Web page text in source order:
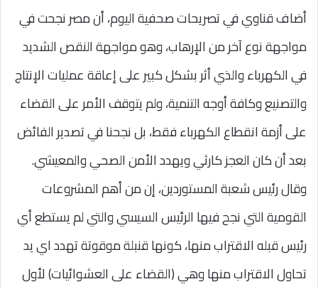
أضاف قناوي في تصريحات صحفية اليوم، أن مصر نجحت في
مواجهة نوع آخر من الإرهاب، وهو مواجهة النقص الشديد
في الكهرباء والذي أثر بشكل كبير على إعاقة عمليات الإنتاج
والتصنيع وكافة أوجه التنمية، ولم يتوقف الأمر على القضاء
على أزمة انقطاع الكهرباء فقط، بل نجحنا في تصدير الفائض
بعد أن كان العجز كارثي ويهدد الأمن الصحي والمعيشي.
وقال رئيس شعبة المستوردين، إن من أهم المشروعات
القومية التي نجح فيها الرئيس السيسي والتي لم يستطع أي
رئيس قبله الاقتراب منها، كونها قنبلة موقوتة تهدد اي يد
تحاول الاقتراب منها وهي (القضاء على العشوائيات) لأول